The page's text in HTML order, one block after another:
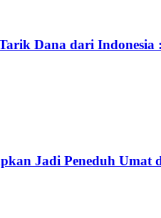
Dana dari
Jadi Peneduh Umat